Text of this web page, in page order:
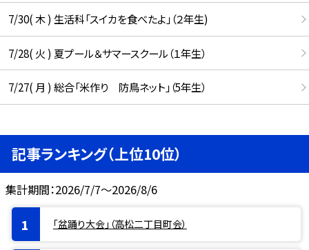
7/30( 木 ) 生活科「スイカを食べたよ」（２年生)
7/28( 火 ) 夏プール＆サマースクール（１年生）
7/27( 月 ) 総合「米作り 防鳥ネット」（5年生）
記事ランキング（上位10位）
集計期間：2026/7/7～2026/8/6
「盆踊り大会」（高松二丁目町会）